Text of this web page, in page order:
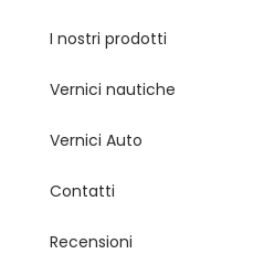
I nostri prodotti
Vernici nautiche
Vernici Auto
Contatti
Recensioni